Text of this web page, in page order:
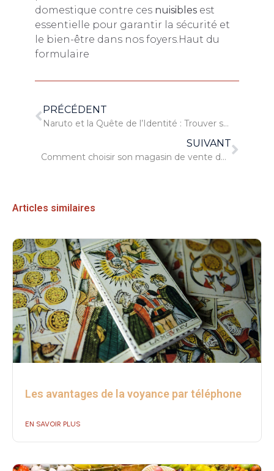
domestique contre ces nuisiblesest
essentielle pour garantir la sécurité et
le bien-être dans nos foyers. Haut du
formulaire
PRÉCÉDENT
Naruto et la Quête de l’Identité : Trouver sa Voie dans un Monde Chaotique
SUIVANT
Comment choisir son magasin de vente de sextoys en ligne ?
Articles similaires
Les avantages de la voyance par téléphone
EN SAVOIR PLUS